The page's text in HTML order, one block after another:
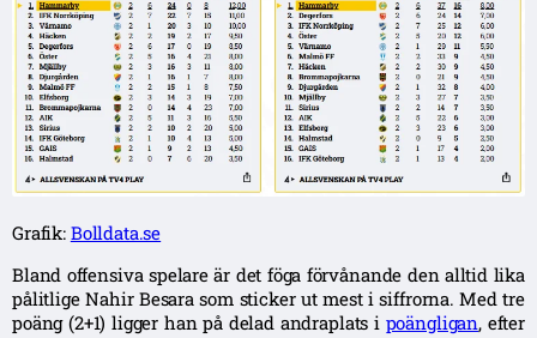
Grafik: Bolldata.se
Bland offensiva spelare är det föga förvånande den alltid lika
pålitlige Nahir Besara som sticker ut mest i siffrorna. Med tre
poäng (2+1) ligger han på delad andraplats i poängligan, efter